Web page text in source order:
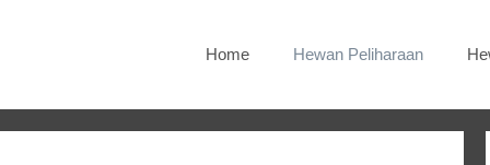
Home Hewan Peliharaan